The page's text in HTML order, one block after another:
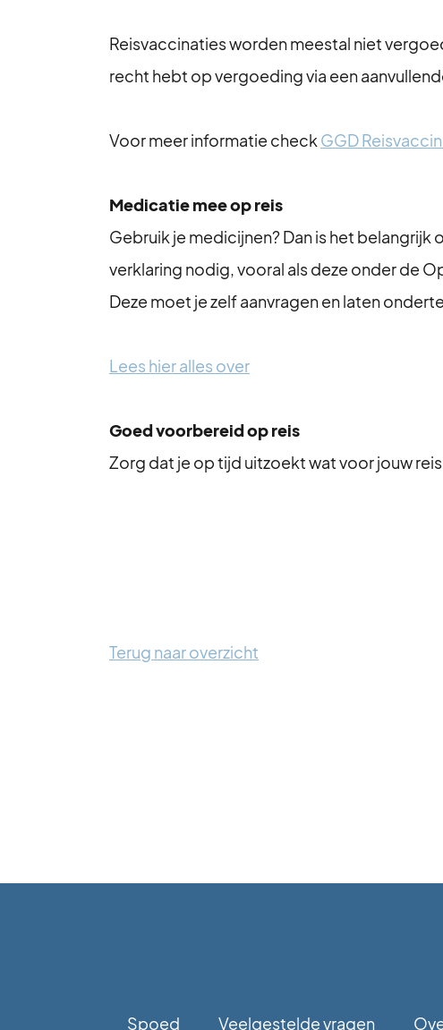
Reisvaccinaties worden meestal niet
recht hebt op vergoeding via een
Voor meer informatie check GGD
Medicatie mee op reis
Gebruik je medicijnen? Dan is het
verklaring nodig, vooral als deze onder de
Deze moet je zelf aanvragen en laten
Lees hier alles over
Goed voorbereid op reis
Zorg dat je op tijd uitzoekt wat voor jouw
Terug naar overzicht
Spoed Veelgestelde vragen